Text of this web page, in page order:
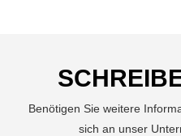
Benötigen Sie weitere
sich an unser